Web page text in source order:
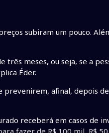
subiram um pouco.
três meses, ou seja, se a
Éder.
prevenirem, afinal, depois
receberá em casos de
fazer de R$ 100 mil, R$